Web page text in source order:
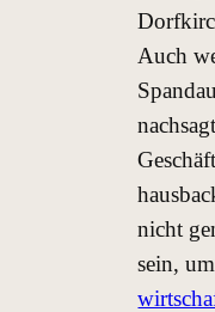
Auch
nicht
sein,